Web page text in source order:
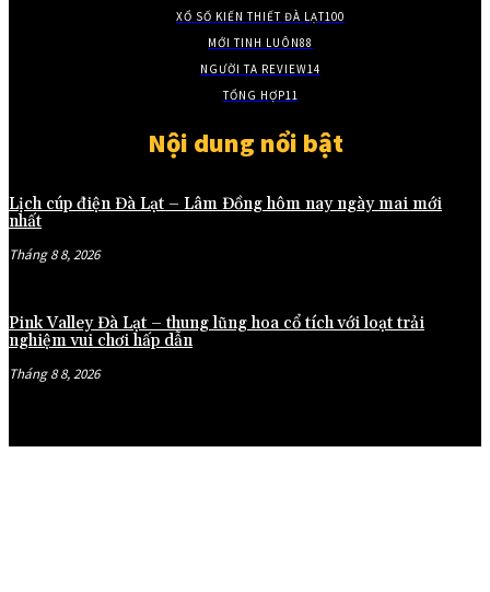
XỔ SỐ KIẾN THIẾT ĐÀ LẠT100
MỚI TINH LUÔN88
NGƯỜI TA REVIEW14
TỔNG HỢP11
Nội dung nổi bật
Lịch cúp điện Đà Lạt – Lâm Đồng hôm nay ngày mai mới
nhất
Tháng 8 8, 2026
Pink Valley Đà Lạt – thung lũng hoa cổ tích với loạt trải
nghiệm vui chơi hấp dẫn
Tháng 8 8, 2026